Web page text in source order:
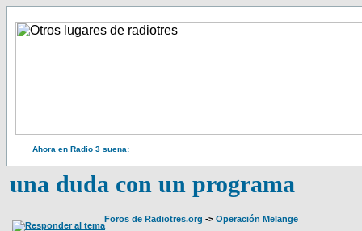
Ahora en Radio 3 suena:
una duda con un programa
Foros de Radiotres.org -> Operación Melange